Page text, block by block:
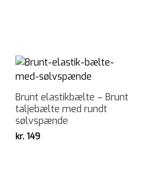
Brunt elastikbælte – Brunt
taljebælte med rundt
sølvspænde
kr. 149